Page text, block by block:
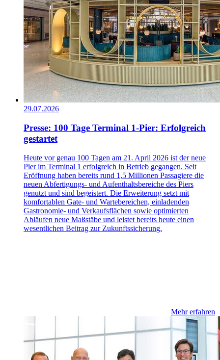
29.07.2026
Presse: 100 Tage Terminal 1-Pier: Erfolgreich
gestartet
Heute vor genau 100 Tagen am 21. April 2026 ist der neue
Pier im Terminal 1 erfolgreich in Betrieb gegangen. Seit
Eröffnung haben bereits rund 1,5 Millionen Passagiere die
neuen Abfertigungs- und Aufenthaltsbereiche des Piers
genutzt und sind begeistert. Die Erweiterung setzt mit
komfortablen Gate- und Wartebereichen, einladenden
Gastronomie- und Verkaufsflächen sowie optimierten
Abläufen neue Maßstäbe und leistet bereits heute einen
wesentlichen Beitrag zur Zukunftssicherung.
Mehr erfahren